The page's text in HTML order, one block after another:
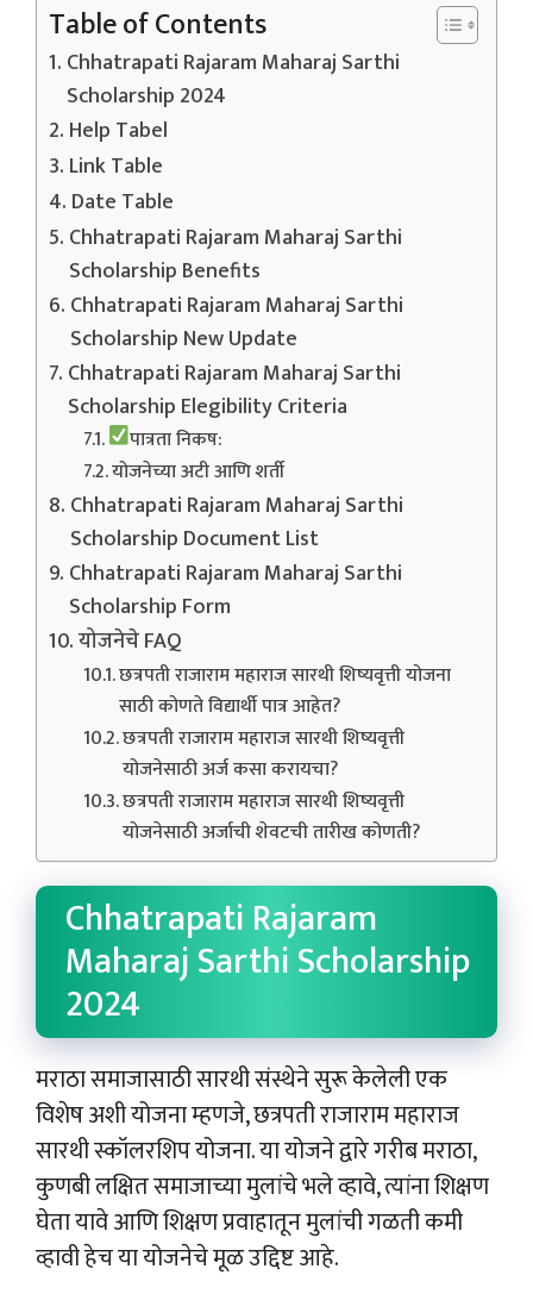
Table of Contents
Chhatrapati Rajaram Maharaj Sarthi
Scholarship 2024
Help Tabel
Link Table
Date Table
Chhatrapati Rajaram Maharaj Sarthi
Scholarship Benefits
Chhatrapati Rajaram Maharaj Sarthi
Scholarship New Update
Chhatrapati Rajaram Maharaj Sarthi
Scholarship Elegibility Criteria
पात्रता निकष:
योजनेच्या अटी आणि शर्ती
Chhatrapati Rajaram Maharaj Sarthi
Scholarship Document List
Chhatrapati Rajaram Maharaj Sarthi
Scholarship Form
योजनेचे FAQ
छत्रपती राजाराम महाराज सारथी शिष्यवृत्ती योजना
साठी कोणते विद्यार्थी पात्र आहेत?
छत्रपती राजाराम महाराज सारथी शिष्यवृत्ती
योजनेसाठी अर्ज कसा करायचा?
छत्रपती राजाराम महाराज सारथी शिष्यवृत्ती
योजनेसाठी अर्जाची शेवटची तारीख कोणती?
Chhatrapati Rajaram
Maharaj Sarthi Scholarship
2024
मराठा समाजासाठी सारथी संस्थेने सुरू केलेली एक
विशेष अशी योजना म्हणजे, छत्रपती राजाराम महाराज
सारथी स्कॉलरशिप योजना. या योजने द्वारे गरीब मराठा,
कुणबी लक्षित समाजाच्या मुलांचे भले व्हावे, त्यांना शिक्षण
घेता यावे आणि शिक्षण प्रवाहातून मुलांची गळती कमी
व्हावी हेच या योजनेचे मूळ उद्दिष्ट आहे.